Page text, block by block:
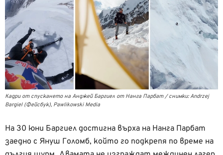
Кадри от спускането на Анджей Баргиел от Нанга Парбат / снимки: Andrzej
Bargiel (Фейсбук), Pawlikowski Media
На 30 юни Баргиел достигна върха на Нанга Парбат
заедно с Януш Голомб, който го подкрепя по време на